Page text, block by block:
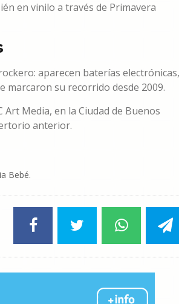
en vinilo a través de Primavera
aparecen baterías electrónicas,
marcaron su recorrido desde 2009.
Art Media, en la Ciudad de Buenos
anterior.
Bebé.